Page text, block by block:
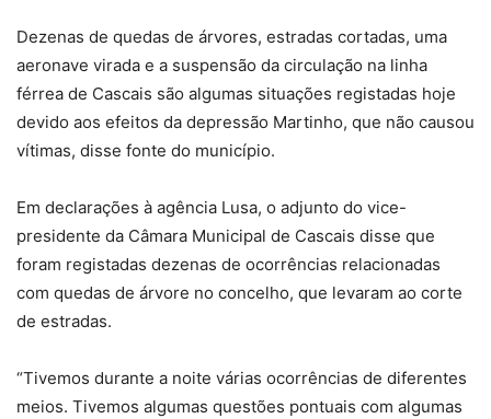
Dezenas de quedas de árvores, estradas cortadas, uma
aeronave virada e a suspensão da circulação na linha
férrea de Cascais são algumas situações registadas hoje
devido aos efeitos da depressão Martinho, que não causou
vítimas, disse fonte do município.
Em declarações à agência Lusa, o adjunto do vice-
presidente da Câmara Municipal de Cascais disse que
foram registadas dezenas de ocorrências relacionadas
com quedas de árvore no concelho, que levaram ao corte
de estradas.
“Tivemos durante a noite várias ocorrências de diferentes
meios. Tivemos algumas questões pontuais com algumas